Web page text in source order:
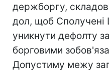
держборгу,
дол, щоб Сполучені
уникнути дефолту
борговими
Допустиму межу